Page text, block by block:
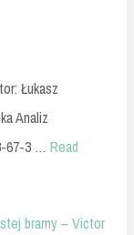
Łukasz
Analiz
67-3 … Read
bramy – Victor